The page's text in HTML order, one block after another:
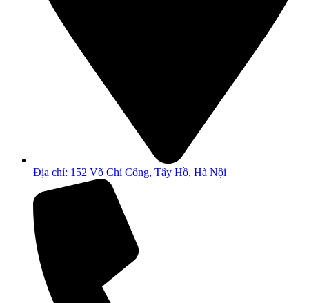
Địa chỉ: 152 Võ Chí Công, Tây Hồ, Hà Nội